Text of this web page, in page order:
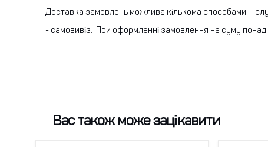
Доставка замовлень можлива кількома способами: -
- самовивіз. При оформленні замовлення на суму
Вас також може зацікавити